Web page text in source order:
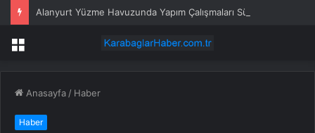
Alanyurt Yüzme Havuzunda Yapım Çalışmaları Sürüyor
Menü
Anasayfa / Haber
Haber